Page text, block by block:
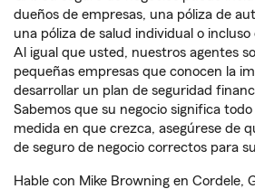
dueños de empresas, una póliza de
una póliza de salud individual o
Al igual que usted, nuestros agentes
pequeñas empresas que conocen la
desarrollar un plan de seguridad
Sabemos que su negocio significa
medida en que crezca, asegúrese de
de seguro de negocio correctos para
Hable con Mike Browning en Cordele,